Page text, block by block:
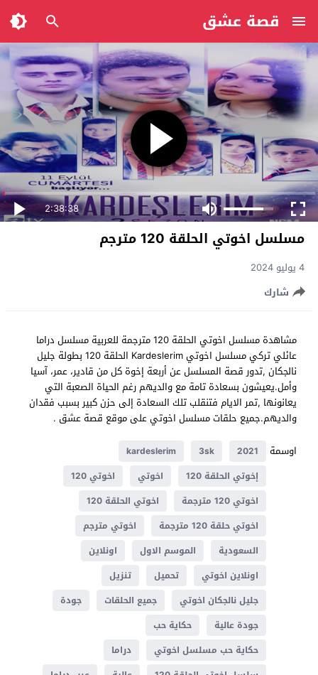
قصة عشق
2:38:38
مسلسل اخوتي الحلقة 120 مترجم
4 يوليو 2024
شارك
مشاهدة مسلسل اخوتي الحلقة 120 مترجمة للعربية مسلسل دراما
عائلي تركي مسلسل اخوتي Kardeslerim الحلقة 120 بطولة جليل
نالجكان ,تدور قصة المسلسل عن أربعة إخوة كل من قادير، عمر، آسيا
وأمل.يعيشون بسعادة تامة مع والديهم رغم الحياة الصعبة التي
يعانونها ,تمر الايام فتنقلب تلك السعادة إلى حزن كبير بسبب فقدان
والديهم.جميع حلقات مسلسل اخوتي على موقع قصة عشق .
اوسمة
2021
3sk
kardeslerim
إخوتي الحلقة 120
اخوتي
اخوتي 120
اخوتي 120 مترجمة
اخوتي الحلقة 120
اخوتي حلقة 120 مترجمة
اخوتي مترجم
السعودية
الموسم الاول
اونلاين
اونلاين اخوتي
تحميل
تنزيل
جليل نالجكان اخوتي
جميع الحلقات
جودة
جودة عالية
حكاية حب
حكاية حب مسلسل اخوتي
دراما